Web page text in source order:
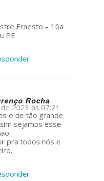
Ernesto – 10a
PE
Rocha
2023 às 07:21
e de tão grande
sejamos esse
pra todos nós e